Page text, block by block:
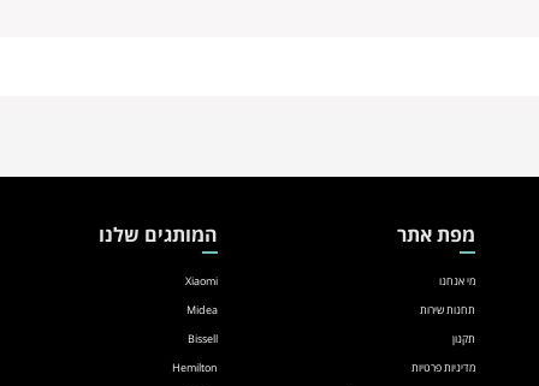
מפת אתר
מי אנחנו
תחנות שירות
תקנון
מדיניות פרטיות
המותגים שלנו
Xiaomi
Midea
Bissell
Hemilton